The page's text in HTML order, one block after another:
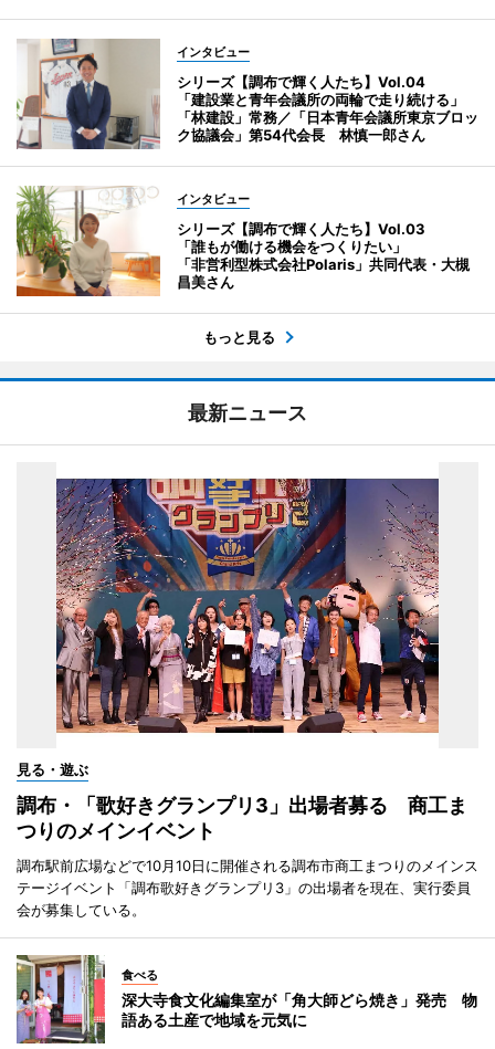
インタビュー
シリーズ【調布で輝く人たち】Vol.04
「建設業と青年会議所の両輪で走り続ける」
「林建設」常務／「日本青年会議所東京ブロッ
ク協議会」第54代会長 林慎一郎さん
インタビュー
シリーズ【調布で輝く人たち】Vol.03
「誰もが働ける機会をつくりたい」
「非営利型株式会社Polaris」共同代表・大槻
昌美さん
もっと見る
最新ニュース
見る・遊ぶ
調布・「歌好きグランプリ3」出場者募る 商工ま
つりのメインイベント
調布駅前広場などで10月10日に開催される調布市商工まつりのメインス
テージイベント「調布歌好きグランプリ3」の出場者を現在、実行委員
会が募集している。
食べる
深大寺食文化編集室が「角大師どら焼き」発売 物
語ある土産で地域を元気に